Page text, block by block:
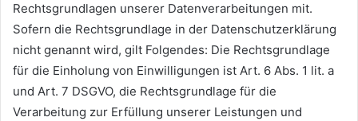
Rechtsgrundlagen unserer Datenverarbeitungen mit.
Sofern die Rechtsgrundlage in der Datenschutzerklärung
nicht genannt wird, gilt Folgendes: Die Rechtsgrundlage
für die Einholung von Einwilligungen ist Art. 6 Abs. 1 lit. a
und Art. 7 DSGVO, die Rechtsgrundlage für die
Verarbeitung zur Erfüllung unserer Leistungen und